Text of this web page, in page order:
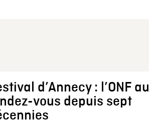
d’Annecy : l’ONF au
vous depuis sept